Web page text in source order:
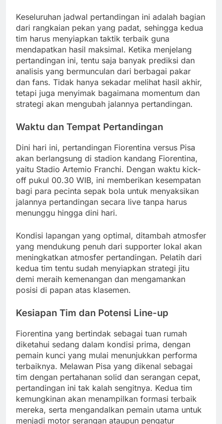
Keseluruhan jadwal pertandingan ini adalah bagian
dari rangkaian pekan yang padat, sehingga kedua
tim harus menyiapkan taktik terbaik guna
mendapatkan hasil maksimal. Ketika menjelang
pertandingan ini, tentu saja banyak prediksi dan
analisis yang bermunculan dari berbagai pakar
dan fans. Tidak hanya sekadar melihat hasil akhir,
tetapi juga menyimak bagaimana momentum dan
strategi akan mengubah jalannya pertandingan.
Waktu dan Tempat Pertandingan
Dini hari ini, pertandingan Fiorentina versus Pisa
akan berlangsung di stadion kandang Fiorentina,
yaitu Stadio Artemio Franchi. Dengan waktu kick-
off pukul 00.30 WIB, ini memberikan kesempatan
bagi para pecinta sepak bola untuk menyaksikan
jalannya pertandingan secara live tanpa harus
menunggu hingga dini hari.
Kondisi lapangan yang optimal, ditambah atmosfer
yang mendukung penuh dari supporter lokal akan
meningkatkan atmosfer pertandingan. Pelatih dari
kedua tim tentu sudah menyiapkan strategi jitu
demi meraih kemenangan dan mengamankan
posisi di papan atas klasemen.
Kesiapan Tim dan Potensi Line-up
Fiorentina yang bertindak sebagai tuan rumah
diketahui sedang dalam kondisi prima, dengan
pemain kunci yang mulai menunjukkan performa
terbaiknya. Melawan Pisa yang dikenal sebagai
tim dengan pertahanan solid dan serangan cepat,
pertandingan ini tak kalah sengitnya. Kedua tim
kemungkinan akan menampilkan formasi terbaik
mereka, serta mengandalkan pemain utama untuk
menjadi motor serangan ataupun pengatur